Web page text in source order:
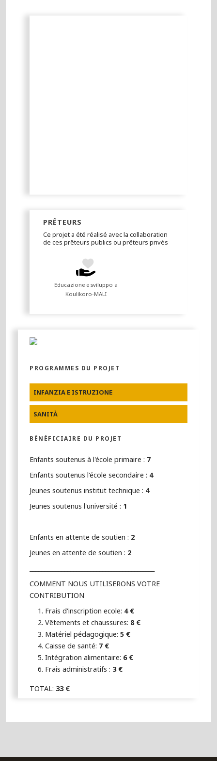
PRÊTEURS
Ce projet a été réalisé avec la collaboration
de ces prêteurs publics ou prêteurs privés
Educazione e sviluppo a
Koulikoro-MALI
PROGRAMMES DU PROJET
INFANZIA E ISTRUZIONE
SANITÀ
BÉNÉFICIAIRE DU PROJET
Enfants soutenus à l'école primaire : 7
Enfants soutenus l'école secondaire : 4
Jeunes soutenus institut technique : 4
Jeunes soutenus l'université : 1
Enfants en attente de soutien : 2
Jeunes en attente de soutien : 2
COMMENT NOUS UTILISERONS VOTRE
CONTRIBUTION
Frais d'inscription ecole: 4 €
Vêtements et chaussures: 8 €
Matériel pédagogique: 5 €
Caisse de santé: 7 €
Intégration alimentaire: 6 €
Frais administratifs : 3 €
TOTAL: 33 €